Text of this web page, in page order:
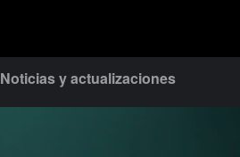
Noticias y actualizaciones